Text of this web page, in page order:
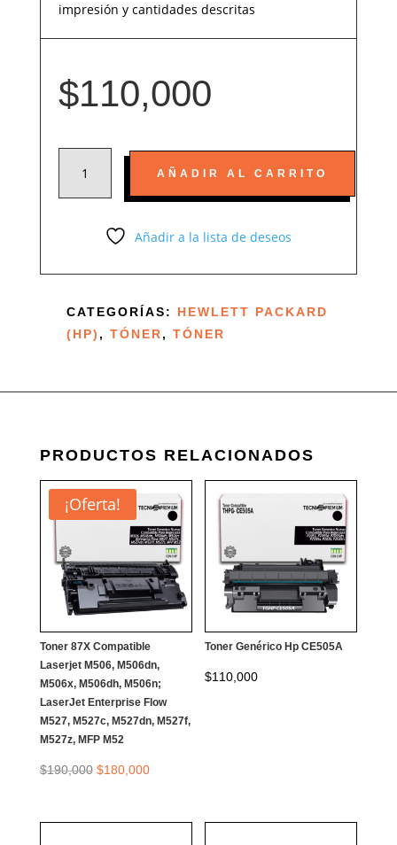
impresión y cantidades descritas
$110,000
COMPATIBLE
M102,
M102W,
M130NW
CANTIDAD
AÑADIR AL CARRITO
Añadir a la lista de deseos
CATEGORÍAS: HEWLETT PACKARD
(HP) , TÓNER, TÓNER
PRODUCTOS RELACIONADOS
¡Oferta!
Toner 87X Compatible
Laserjet M506, M506dn,
M506x, M506dh, M506n;
LaserJet Enterprise Flow
M527, M527c, M527dn, M527f,
M527z, MFP M52
$190,000 El
$180,000El
Toner Genérico Hp CE505A
$110,000